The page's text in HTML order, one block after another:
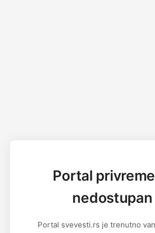
Portal
nedostupan
Portal svevesti.rs je trenutno